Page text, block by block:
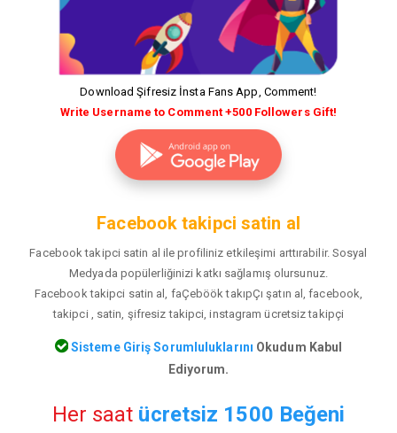
Download Şifresiz İnsta Fans App, Comment!
Write Username to Comment +500 Followers Gift!
Facebook takipci satin al
Facebook takipci satin al ile profiliniz etkileşimi arttırabilir. Sosyal
Medyada popülerliğinizi katkı sağlamış olursunuz.
Facebook takipci satin al, faÇeböök takıpÇı şatın al, facebook,
takipci , satin, şifresiz takipci, instagram ücretsiz takipçi
Sisteme Giriş Sorumluluklarını Okudum Kabul
Ediyorum.
Her saat ücretsiz 1500 Beğeni